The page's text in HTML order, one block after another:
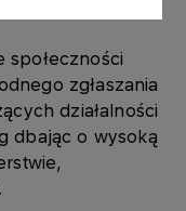
społeczności
zgłaszania
działalności
dbając o wysoką